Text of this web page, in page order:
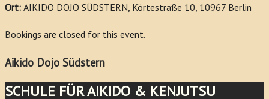
Ort: AIKIDO DOJO SÜDSTERN, Körtestraße 10, 10967 Berlin
Bookings are closed for this event.
Aikido Dojo Südstern
SCHULE FÜR AIKIDO & KENJUTSU